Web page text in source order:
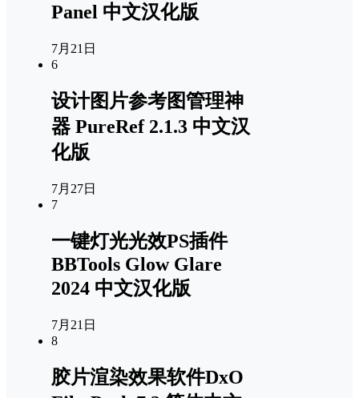
Panel 中文汉化版
7月21日
6
设计图片参考图管理神
器 PureRef 2.1.3 中文汉
化版
7月27日
7
一键灯光光效PS插件
BBTools Glow Glare
2024 中文汉化版
7月21日
8
胶片渲染效果软件DxO